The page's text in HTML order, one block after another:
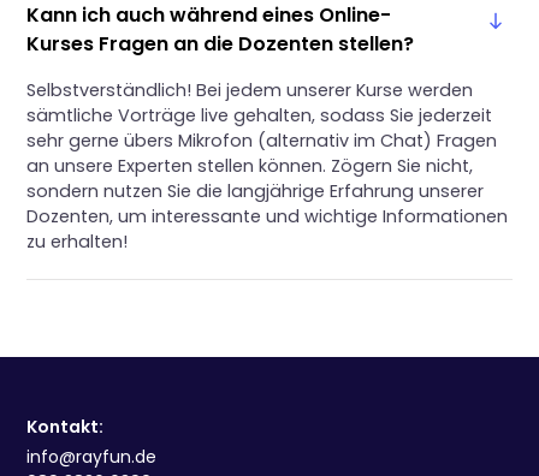
Kann ich auch während eines Online-
Kurses Fragen an die Dozenten stellen?
Selbstverständlich! Bei jedem unserer Kurse werden
sämtliche Vorträge live gehalten, sodass Sie jederzeit
sehr gerne übers Mikrofon (alternativ im Chat) Fragen
an unsere Experten stellen können. Zögern Sie nicht,
sondern nutzen Sie die langjährige Erfahrung unserer
Dozenten, um interessante und wichtige Informationen
zu erhalten!
Kontakt:
info@rayfun.de